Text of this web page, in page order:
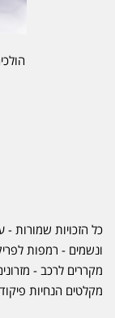
כל הזכויות שמורות -
ונשמים - רמפות
מקררים לרכב -
מקלטים הנחיות